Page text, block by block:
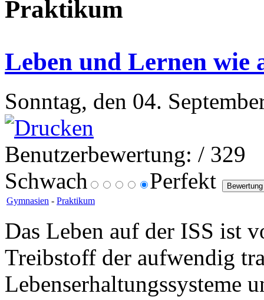
Praktikum
Leben und Lernen wie
Sonntag, den 04.
Benutzerbewertung: / 329
Schwach
Perfekt
Gymnasien - Praktikum
Das Leben auf der ISS ist
Treibstoff der aufwendig
Lebenserhaltungssysteme